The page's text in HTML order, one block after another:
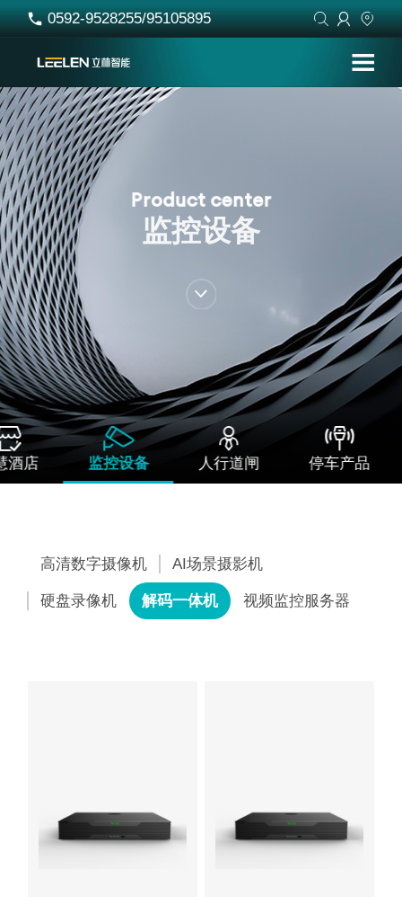
 0592-9528255/95105895   
Product center
监控设备

酒店

监控设备

人行道闸

停车产品
高清数字摄像机 AI场景摄影机
硬盘录像机 解码一体机 视频监控服务器